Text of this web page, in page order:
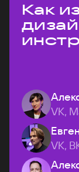
Как
VK,
VK,